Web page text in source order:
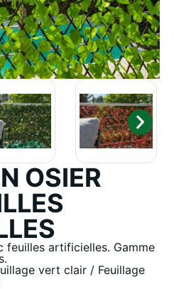
OSIER
feuilles artificielles. Gamme
vert clair / Feuillage